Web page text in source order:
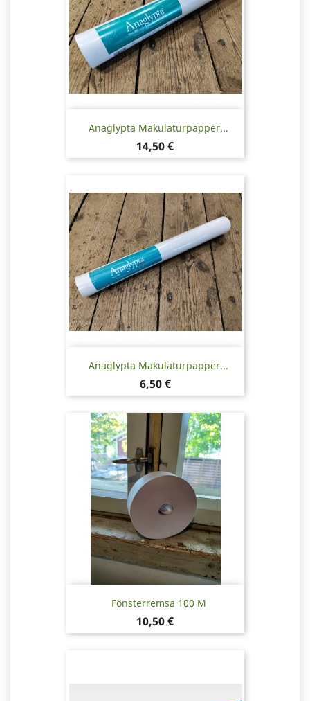
Anaglypta Makulaturpapper...
Pris
14,50 €
Anaglypta Makulaturpapper...
Pris
6,50 €
Fönsterremsa 100 M
Pris
10,50 €